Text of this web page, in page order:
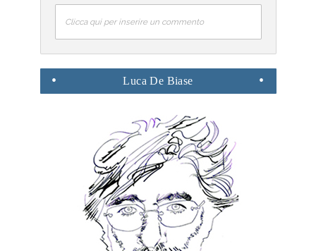
Clicca qui per inserire un commento
Luca De Biase